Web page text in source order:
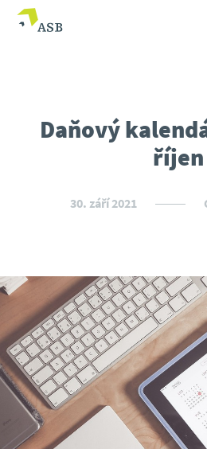
Daňový
říjen
30. září 2021